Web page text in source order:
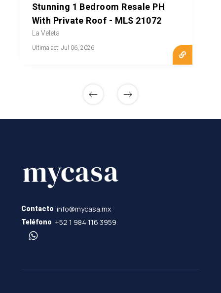
Stunning 1 Bedroom Resale PH
With Private Roof - MLS 21072
La Veleta
Ultima act. Jul 06, 2026
Contacto info@mycasa.mx
Teléfono +52 1 984 116 3959